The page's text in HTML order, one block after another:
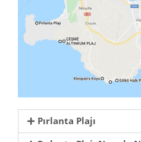
Pırlanta Plajı